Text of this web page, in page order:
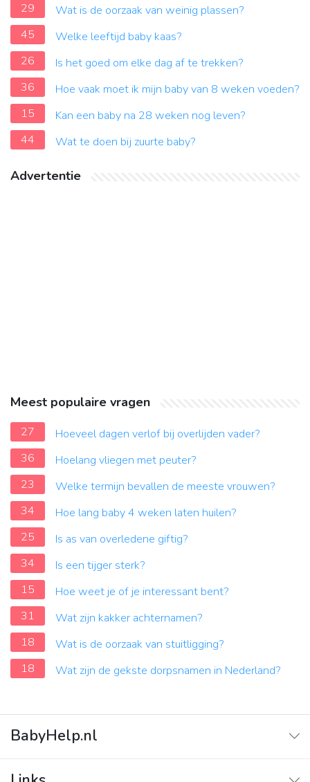
29
Wat is de oorzaak van weinig plassen?
45
Welke leeftijd baby kaas?
26
Is het goed om elke dag af te trekken?
36
Hoe vaak moet ik mijn baby van 8 weken voeden?
15
Kan een baby na 28 weken nog leven?
44
Wat te doen bij zuurte baby?
Advertentie
Meest populaire vragen
27
Hoeveel dagen verlof bij overlijden vader?
36
Hoelang vliegen met peuter?
23
Welke termijn bevallen de meeste vrouwen?
34
Hoe lang baby 4 weken laten huilen?
25
Is as van overledene giftig?
34
Is een tijger sterk?
15
Hoe weet je of je interessant bent?
31
Wat zijn kakker achternamen?
18
Wat is de oorzaak van stuitligging?
18
Wat zijn de gekste dorpsnamen in Nederland?
BabyHelp.nl